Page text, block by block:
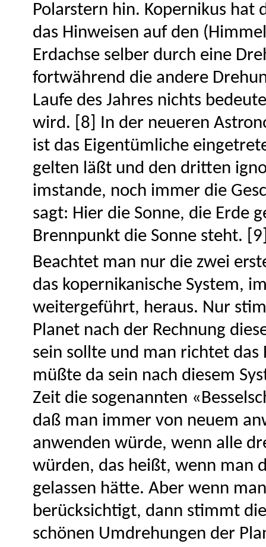
Polarstern hin. Kopernikus hat
das Hinweisen auf den
Erdachse selber durch eine
fortwährend die andere
Laufe des Jahres nichts
wird. [8] In der neueren
ist das Eigentümliche
gelten läßt und den dritten
imstande, noch immer die
sagt: Hier die Sonne, die Erde
Brennpunkt die Sonne steht.
Beachtet man nur die zwei
das kopernikanische System,
weitergeführt, heraus. Nur
Planet nach der Rechnung
sein sollte und man richtet
müßte da sein nach diesem
Zeit die sogenannten
daß man immer von neuem
anwenden würde, wenn alle
würden, das heißt, wenn man
gelassen hätte. Aber wenn
berücksichtigt, dann stimmt
schönen Umdrehungen der